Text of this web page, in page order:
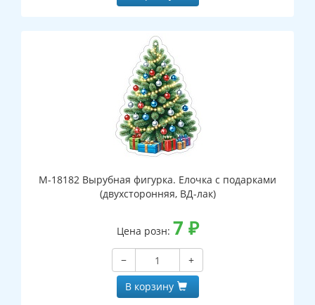
М-18182 Вырубная фигурка. Елочка с подарками
(двухсторонняя, ВД-лак)
Цена розн: 7 ₽
−
+
В корзину